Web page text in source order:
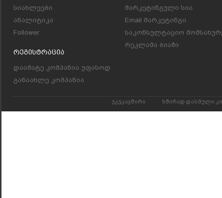
სიახლეები
ანალიტიკა
Follower
Რეგისტრაცია
დაამატე კომპანია უფასოდ
განაახლე კომპანია
მარკეტინგული სია
Email მარკეტინგი
საკონსულტაციო
რეკლამა ბიაში
უკუკავშირი ხშირად დასმული